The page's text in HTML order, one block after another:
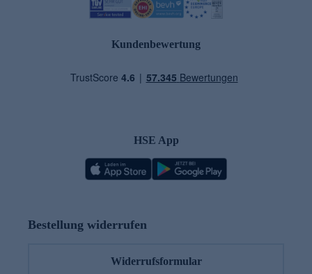
Kundenbewertung
HSE App
Bestellung widerrufen
Widerrufsformular